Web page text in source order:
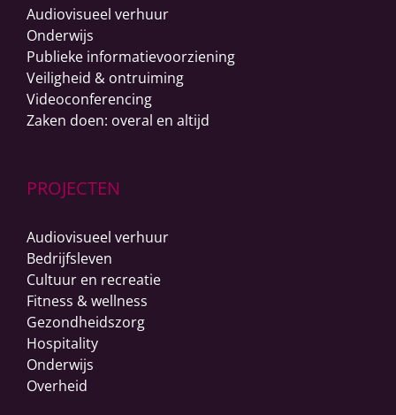
Audiovisueel verhuur
Onderwijs
Publieke informatievoorziening
Veiligheid & ontruiming
Videoconferencing
Zaken doen: overal en altijd
PROJECTEN
Audiovisueel verhuur
Bedrijfsleven
Cultuur en recreatie
Fitness & wellness
Gezondheidszorg
Hospitality
Onderwijs
Overheid